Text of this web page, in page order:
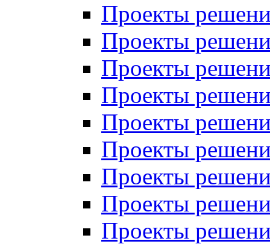
Проекты
Проекты
Проекты
Проекты
Проекты
Проекты
Проекты
Проекты
Проекты